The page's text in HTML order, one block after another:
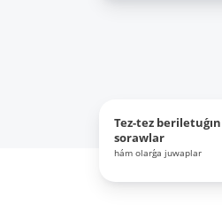
Tez-tez beriletuǵın
sorawlar
hám olarǵa juwaplar